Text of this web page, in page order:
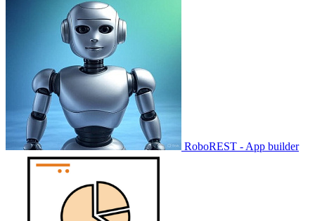
RoboREST - App builder